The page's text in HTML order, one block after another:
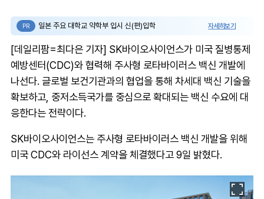
PR 일본 주요 대학교 약학부 입시 신(편)입학 자세히보기
[데일리팜=최다은 기자] SK바이오사이언스가 미국 질병통제
예방센터(CDC)와 협력해 주사형 로타바이러스 백신 개발에
나선다. 글로벌 보건기관과의 협업을 통해 차세대 백신 기술을
확보하고, 중저소득국가를 중심으로 확대되는 백신 수요에 대
응한다는 전략이다.
SK바이오사이언스는 주사형 로타바이러스 백신 개발을 위해
미국 CDC와 라이선스 계약을 체결했다고 9일 밝혔다.